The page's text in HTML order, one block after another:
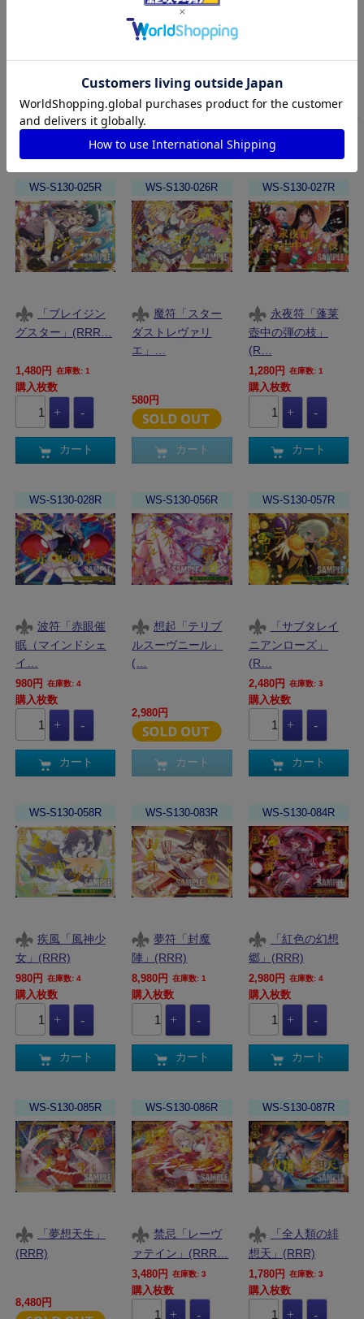
RRR
WS-S130-025R
「ブレイジン
グスター」(RRR…
1,480円 在庫数: 1
購入枚数
カート
WS-S130-026R
魔符「スター
ダストレヴァリ
エ」…
580円
カート
WS-S130-027R
永夜符「蓬莱
壺中の弾の枝」
(R…
1,280円 在庫数: 1
購入枚数
カート
WS-S130-028R
波符「赤眼催
眠（マインドシェ
イ…
980円 在庫数: 4
購入枚数
カート
WS-S130-056R
想起「テリブ
ルスーヴニール」
(…
2,980円
カート
WS-S130-057R
「サブタレイ
ニアンローズ」
(R…
2,480円 在庫数: 3
購入枚数
カート
WS-S130-058R
疾風「風神少
女」(RRR)
980円 在庫数: 4
購入枚数
カート
WS-S130-083R
夢符「封魔
陣」(RRR)
8,980円 在庫数: 1
購入枚数
カート
WS-S130-084R
「紅色の幻想
郷」(RRR)
2,980円 在庫数: 4
購入枚数
カート
WS-S130-085R
「夢想天生」
(RRR)
8,480円
WS-S130-086R
禁忌「レーヴ
ァテイン」(RRR…
3,480円 在庫数: 3
購入枚数
WS-S130-087R
「全人類の緋
想天」(RRR)
1,780円 在庫数: 3
購入枚数